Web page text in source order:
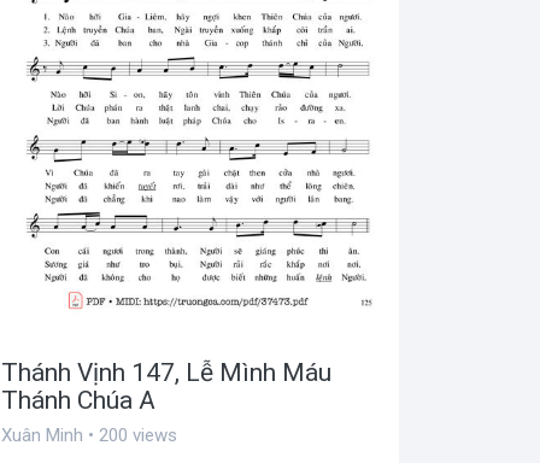
Thánh Vịnh 147, Lễ Mình Máu
Thánh Chúa A
Xuân Minh • 200 views